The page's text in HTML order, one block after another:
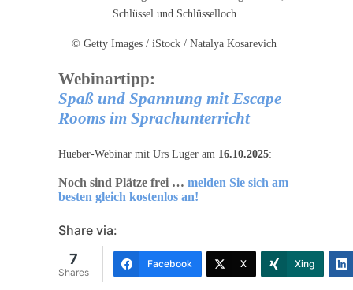
© Getty Images / iStock / Natalya Kosarevich
Webinartipp:
Spaß und Spannung mit Escape
Rooms im Sprachunterricht
Hueber-Webinar mit Urs Luger am 16.10.2025:
Noch sind Plätze frei … melden Sie sich am
besten gleich kostenlos an!
Share via:
7
Shares
Facebook X Xing